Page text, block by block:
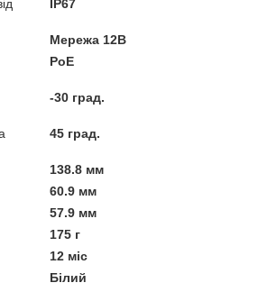
IP67
Мережа 12В
PoE
-30 град.
45 град.
138.8 мм
60.9 мм
57.9 мм
175 г
12 міс
Білий